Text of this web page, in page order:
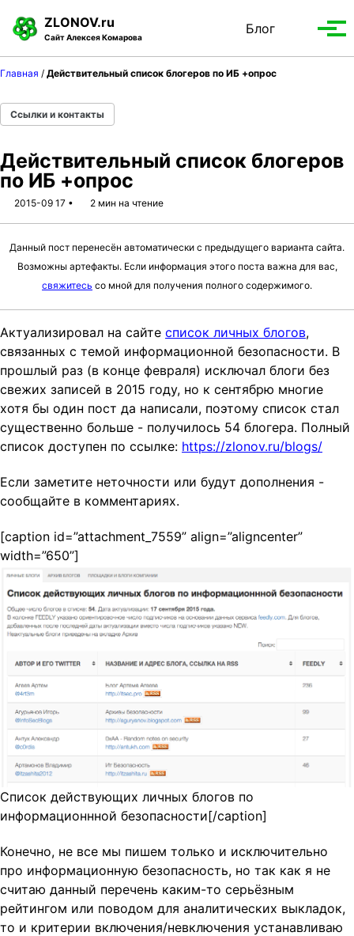
p
o
p
i
m
i
g
a
t
i
o
n
p
o
c
n
t
p
o
f
o
t
ZLONOV.ru
Сайт Алексея Комарова
Блог
Toggle
Главная / Действительный список блогеров по ИБ +опрос
Ссылки и контакты
Действительный список блогеров
по ИБ +опрос
2015-09 17 2 мин на чтение
Данный пост перенесён автоматически с предыдущего варианта сайта.
Возможны артефакты. Если информация этого поста важна для вас,
свяжитесь со мной для получения полного содержимого.
Актуализировал на сайте список личных блогов,
связанных с темой информационной безопасности. В
прошлый раз (в конце февраля) исключал блоги без
свежих записей в 2015 году, но к сентябрю многие
хотя бы один пост да написали, поэтому список стал
существенно больше - получилось 54 блогера. Полный
список доступен по ссылке: https://zlonov.ru/blogs/
Если заметите неточности или будут дополнения -
сообщайте в комментариях.
[caption id=”attachment_7559” align=”aligncenter”
width=”650”]
Список действующих личных блогов по
информационнной безопасности[/caption]
Конечно, не все мы пишем только и исключительно
про информационную безопасность, но так как я не
считаю данный перечень каким-то серьёзным
рейтингом или поводом для аналитических выкладок,
то и критерии включения/невключения устанавливаю